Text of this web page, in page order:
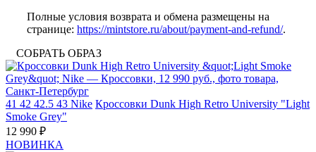
Полные условия возврата и обмена размещены на
странице: https://mintstore.ru/about/payment-and-refund/.
СОБРАТЬ ОБРАЗ
41 42 42.5 43 Nike Кроссовки Dunk High Retro University "Light
Smoke Grey"
12 990 ₽
НОВИНКА